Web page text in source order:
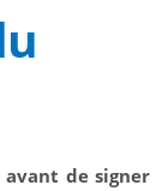
de signer